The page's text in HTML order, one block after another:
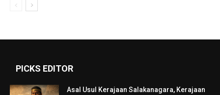
PICKS EDITOR
Asal Usul Kerajaan Salakanagara, Kerajaan